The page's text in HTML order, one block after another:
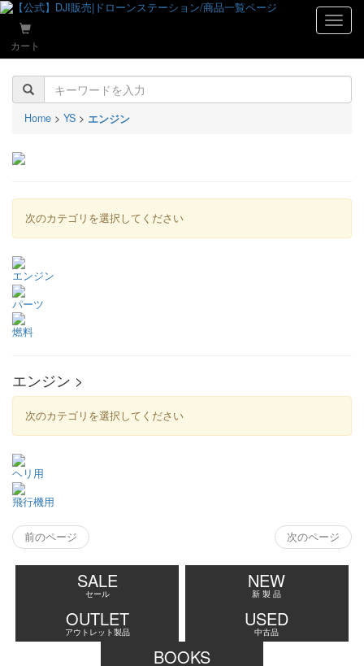
カート
Home > YS > エンジン
次のカテゴリを選択してください
エンジン
パーツ
燃料
エンジン >
次のカテゴリを選択してください
ヘリ用
飛行機用
前のページ 次のページ
SALE
セール
NEW
新 製 品
OUTLET
アウトレット製品
USED
中古品
BOOKS